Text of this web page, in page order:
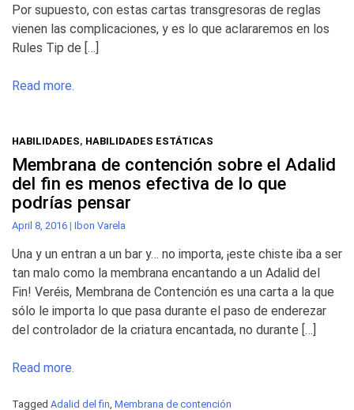
Por supuesto, con estas cartas transgresoras de reglas
vienen las complicaciones, y es lo que aclararemos en los
Rules Tip de […]
Read more.
HABILIDADES, HABILIDADES ESTÁTICAS
Membrana de contención sobre el Adalid
del fin es menos efectiva de lo que
podrías pensar
April 8, 2016 | Ibon Varela
Una y un entran a un bar y… no importa, ¡este chiste iba a ser
tan malo como la membrana encantando a un Adalid del
Fin! Veréis, Membrana de Contención es una carta a la que
sólo le importa lo que pasa durante el paso de enderezar
del controlador de la criatura encantada, no durante […]
Read more.
Tagged Adalid del fin, Membrana de contención